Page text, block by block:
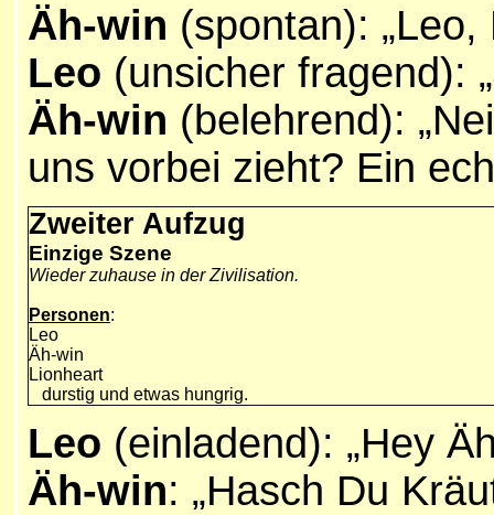
Äh-win (spontan):
Leo (unsicher fragend):
Äh-win (belehrend):
uns vorbei zieht? Ein
Zweiter Aufzug
Einzige Szene
Wieder zuhause in der Zivilisation.
Personen:
Leo
Äh-win
Lionheart
durstig und etwas hungrig.
Leo (einladend): „Hey
Äh-win: „Hasch Du